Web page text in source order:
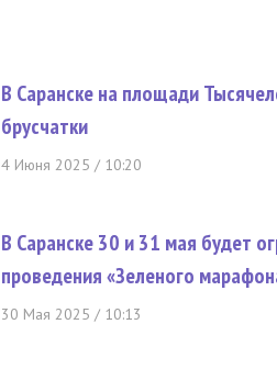
В Саранске на площади
брусчатки
4 Июня 2025 / 10:20
В Саранске 30 и 31 мая будет
проведения «Зеленого
30 Мая 2025 / 10:13